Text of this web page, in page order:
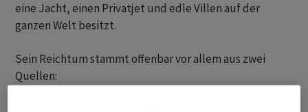
eine Jacht, einen Privatjet und edle Villen auf der
ganzen Welt besitzt.
Sein Reichtum stammt offenbar vor allem aus zwei
Quellen: